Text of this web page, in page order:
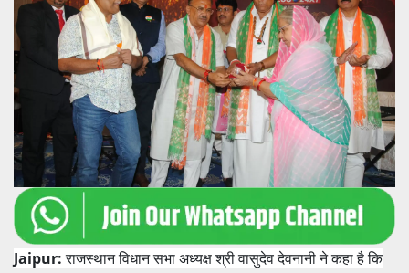
Jaipur:राजस्‍थान विधान सभा अध्‍यक्ष श्री वासुदेव देवनानी ने कहा है कि